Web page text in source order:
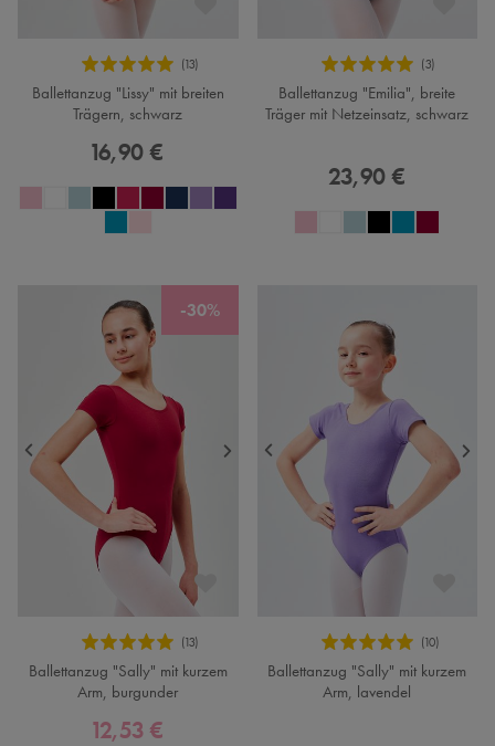
Ballettanzug "Lissy" mit breiten
Trägern, schwarz
16,90 €
Ballettanzug "Emilia", breite
Träger mit Netzeinsatz, schwarz
23,90 €
-30%
Ballettanzug "Sally" mit kurzem
Arm, burgunder
12,53 €
Ballettanzug "Sally" mit kurzem
Arm, lavendel